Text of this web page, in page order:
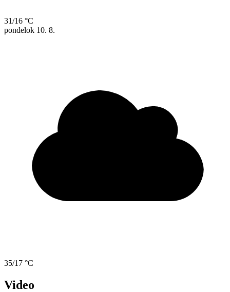
31/16 °C
pondelok 10. 8.
35/17 °C
Video